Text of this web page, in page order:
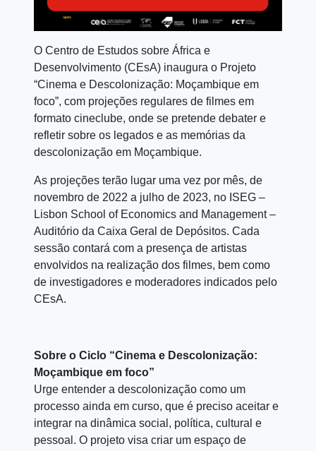
O Centro de Estudos sobre África e
Desenvolvimento (CEsA) inaugura o Projeto
“Cinema e Descolonização: Moçambique em
foco”, com projeções regulares de filmes em
formato cineclube, onde se pretende debater e
refletir sobre os legados e as memórias da
descolonização em Moçambique.
As projeções terão lugar uma vez por mês, de
novembro de 2022 a julho de 2023, no ISEG –
Lisbon School of Economics and Management –
Auditório da Caixa Geral de Depósitos. Cada
sessão contará com a presença de artistas
envolvidos na realização dos filmes, bem como
de investigadores e moderadores indicados pelo
CEsA.
Sobre o Ciclo “Cinema e Descolonização:
Moçambique em foco”
Urge entender a descolonização como um
processo ainda em curso, que é preciso aceitar e
integrar na dinâmica social, política, cultural e
pessoal. O projeto visa criar um espaço de